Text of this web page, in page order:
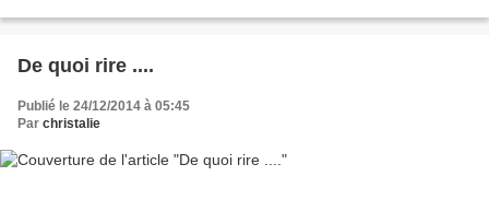
De quoi rire ....
Publié le 24/12/2014 à 05:45
Par christalie